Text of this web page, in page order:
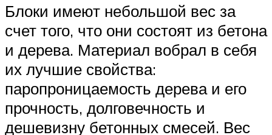
Блоки имеют небольшой вес за
счет того, что они состоят из бетона
и дерева. Материал вобрал в себя
их лучшие свойства:
паропроницаемость дерева и его
прочность, долговечность и
дешевизну бетонных смесей. Вес